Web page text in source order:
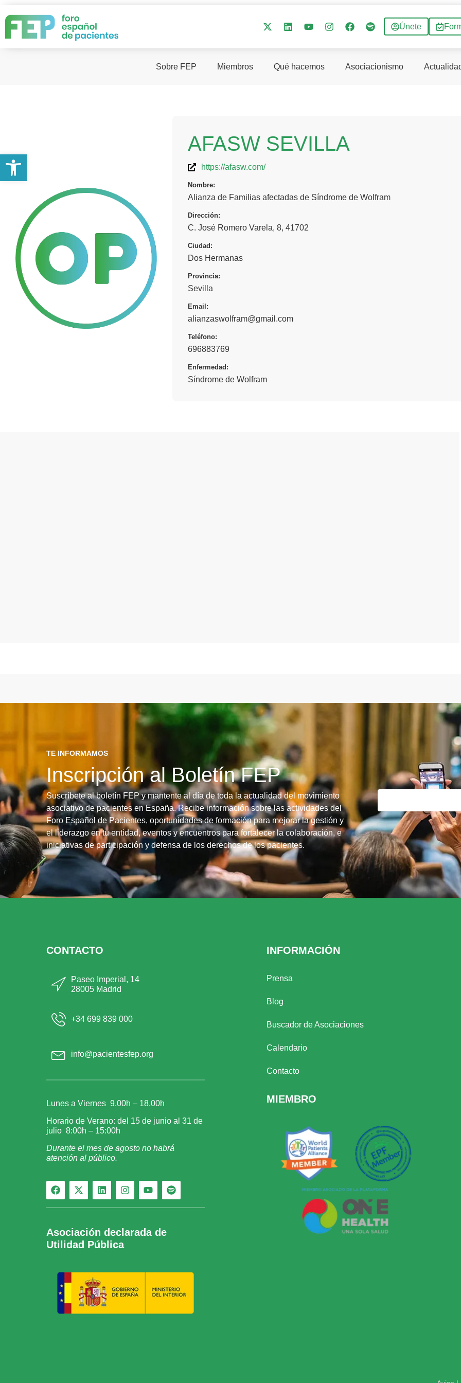
Únete
Sobre FEP Miembros Qué hacemos Asociacionismo
AFASW SEVILLA
https://afasw.com/
Nombre:
Alianza de Familias afectadas de Síndrome de Wolfram
Dirección:
C. José Romero Varela, 8, 41702
Ciudad:
Dos Hermanas
Provincia:
Sevilla
Email:
alianzaswolfram@gmail.com
Teléfono:
696883769
Enfermedad:
Síndrome de Wolfram
TE INFORMAMOS
Inscripción al Boletín FEP
Suscríbete al boletín FEP y mantente al día de toda la actualidad del movimiento
asociativo de pacientes en España. Recibe información sobre las actividades del
Foro Español de Pacientes, oportunidades de formación para mejorar la gestión y
el liderazgo en tu entidad, eventos y encuentros para fortalecer la colaboración, e
iniciativas de participación y defensa de los derechos de los pacientes.
CONTACTO
Paseo Imperial, 14
28005 Madrid
+34 699 839 000
info@pacientesfep.org
Lunes a Viernes 9.00h – 18.00h
Horario de Verano: del 15 de junio al 31 de
julio 8:00h – 15:00h
Durante el mes de agosto no habrá
atención al público.
Asociación declarada de
Utilidad Pública
INFORMACIÓN
Prensa
Blog
Buscador de Asociaciones
Calendario
Contacto
MIEMBRO
Abrir barra de herramientas